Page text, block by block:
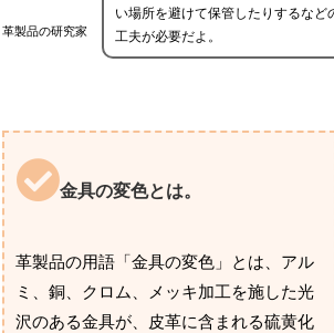
革製品の研究家
い場所を避けて保管したりするなど
工夫が必要だよ。
金具の変色とは。
革製品の用語「金具の変色」とは、アル
ミ、銅、クロム、メッキ加工を施した光
沢のある金具が、皮革に含まれる硫黄化